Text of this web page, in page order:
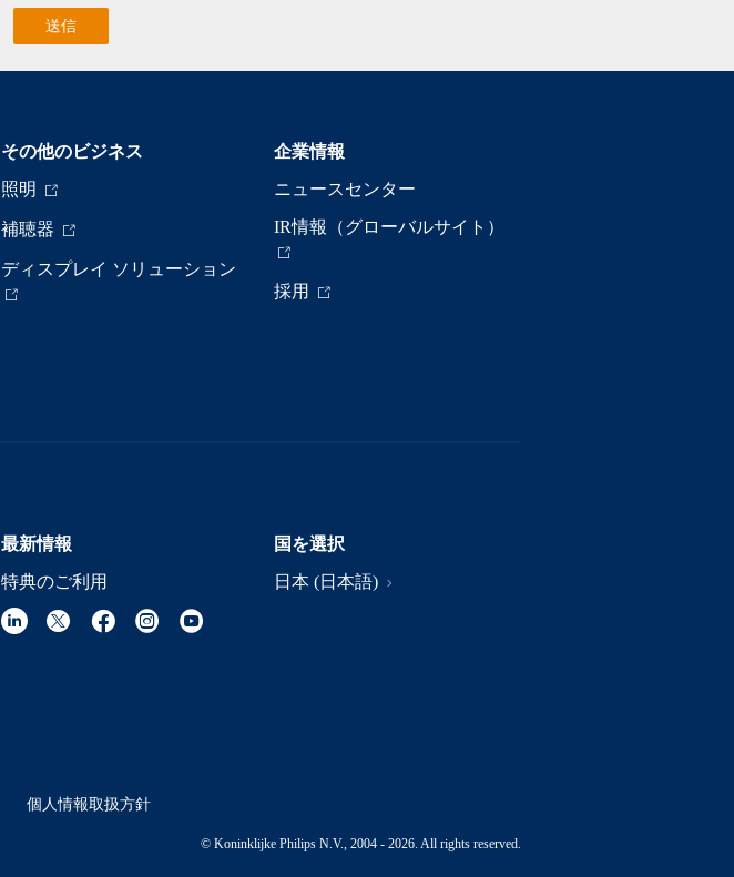
その他のビジネス
照明
補聴器
ディスプレイ ソリューション
企業情報
ニュースセンター
IR情報（グローバルサイト）
採用
最新情報
特典のご利用
国を選択
日本 (日本語)
個人情報取扱方針
© Koninklijke Philips N.V., 2004 - 2026. All rights reserved.